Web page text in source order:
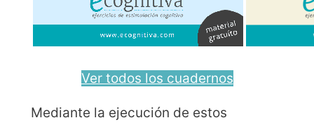
Ver todos los cuadernos
Mediante la ejecución de estos